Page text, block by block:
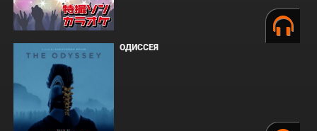
ОДИССЕЯ